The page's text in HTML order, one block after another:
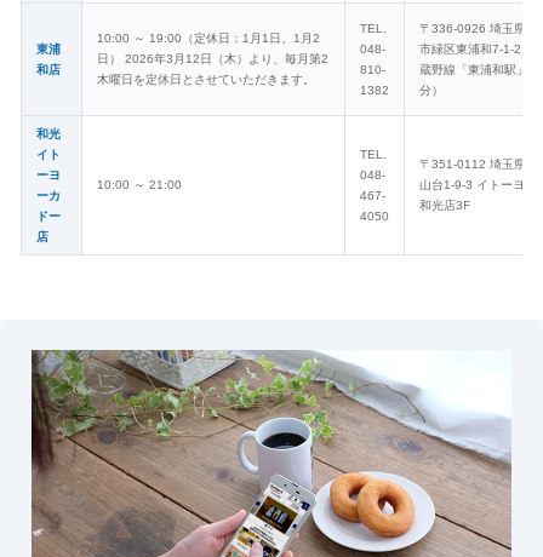
東浦
和店
10:00 ～ 19:00（定休日：1月1日、1月2
日） 2026年3月12日（木）より、毎月第2
木曜日を定休日とさせていただきます。
TEL.
048-
810-
1382
〒336-0926 埼玉県さ
市緑区東浦和7-1-2 （
蔵野線「東浦和駅」徒
分）
和光
イト
ーヨ
ーカ
ドー
店
10:00 ～ 21:00
TEL.
048-
467-
4050
〒351-0112 埼玉県和
山台1-9-3 イトーヨー
和光店3F